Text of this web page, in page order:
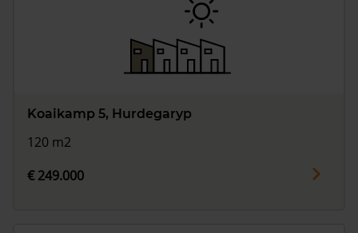
Koaikamp 5, Hurdegaryp
120 m2
€ 249.000